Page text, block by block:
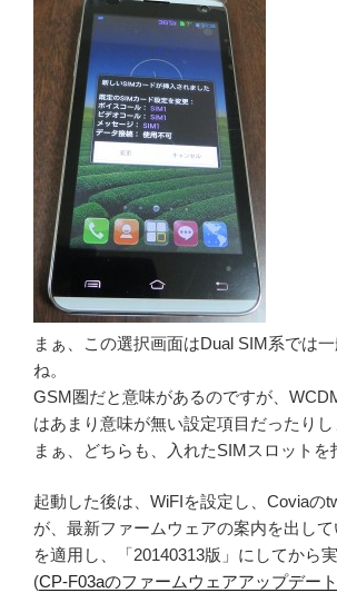
まぁ、この選択画面はDual SIM系では
ね。
GSM圏だと意味があるのですが、
はあまり意味が無い設定項目だったりし
まぁ、どちらも、入れたSIMスロットを
起動した後は、WiFIを設定し、Coviaの
が、最新ファームウェアの案内を出し
を適用し、「20140313版」にしてから
(CP-F03aのファームウェアアップデー